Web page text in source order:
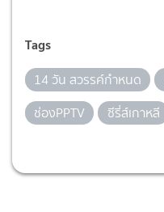
Tags
14 วัน สวรรค์กำหนด
ช่องPPTV
ซีรี่ส์เกาหลี